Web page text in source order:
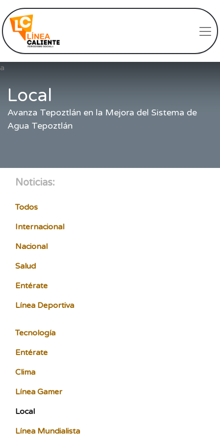
a
Local
Avanza Tepoztlán en la Mejora del Sistema de
Agua Tepoztlán
Noticias:
Todos
Internacional
Nacional
Salud
Entérate
Línea Deportiva
Tecnología
Entérate
Clima
Línea Gamer
Local
Línea Mundialista